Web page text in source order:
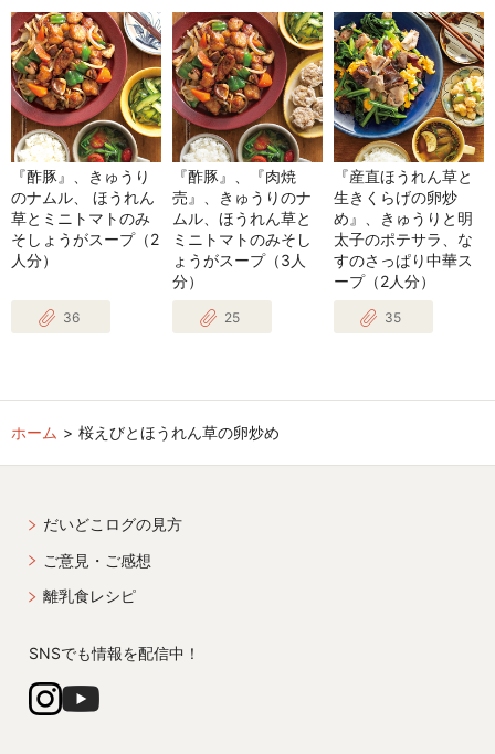
『酢豚』、きゅうり
のナムル、 ほうれん
草とミニトマトのみ
そしょうがスープ（2
人分）
36
『酢豚』、『肉焼
売』、きゅうりのナ
ムル、ほうれん草と
ミニトマトのみそし
ょうがスープ（3人
分）
25
『産直ほうれん草と
生きくらげの卵炒
め』、きゅうりと明
太子のポテサラ、な
すのさっぱり中華ス
ープ（2人分）
35
ホーム 桜えびとほうれん草の卵炒め
だいどこログの見方
ご意見・ご感想
離乳食レシピ
SNSでも情報を配信中！